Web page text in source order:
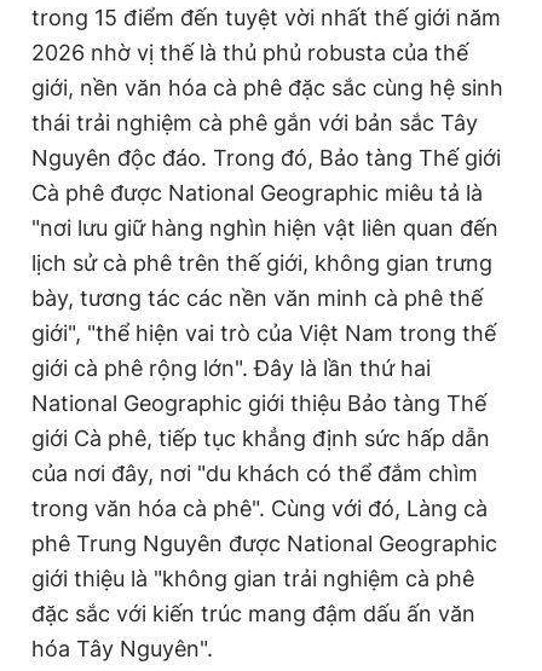
trong 15 điểm đến tuyệt vời nhất thế giới năm
2026 nhờ vị thế là thủ phủ robusta của thế
giới, nền văn hóa cà phê đặc sắc cùng hệ sinh
thái trải nghiệm cà phê gắn với bản sắc Tây
Nguyên độc đáo. Trong đó, Bảo tàng Thế giới
Cà phê được National Geographic miêu tả là
"nơi lưu giữ hàng nghìn hiện vật liên quan đến
lịch sử cà phê trên thế giới, không gian trưng
bày, tương tác các nền văn minh cà phê thế
giới", "thể hiện vai trò của Việt Nam trong thế
giới cà phê rộng lớn". Đây là lần thứ hai
National Geographic giới thiệu Bảo tàng Thế
giới Cà phê, tiếp tục khẳng định sức hấp dẫn
của nơi đây, nơi "du khách có thể đắm chìm
trong văn hóa cà phê". Cùng với đó, Làng cà
phê Trung Nguyên được National Geographic
giới thiệu là "không gian trải nghiệm cà phê
đặc sắc với kiến trúc mang đậm dấu ấn văn
hóa Tây Nguyên".